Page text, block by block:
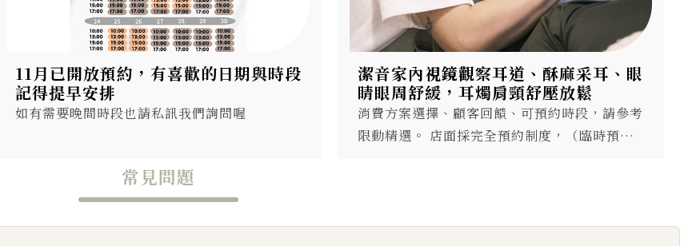
11月已開放預約，有喜歡的日期與時段
記得提早安排
如有需要晚間時段也請私訊我們詢問喔
潔音家內視鏡觀察耳道、酥麻采耳、眼
睛眼周舒緩，耳燭肩頸舒壓放鬆
消費方案選擇、顧客回饋、可預約時段，請參考
限動精選。 店面採完全預約制度，（臨時預約
況下，兩位顧客採取輪流施作也可以，我們的空
常見問題